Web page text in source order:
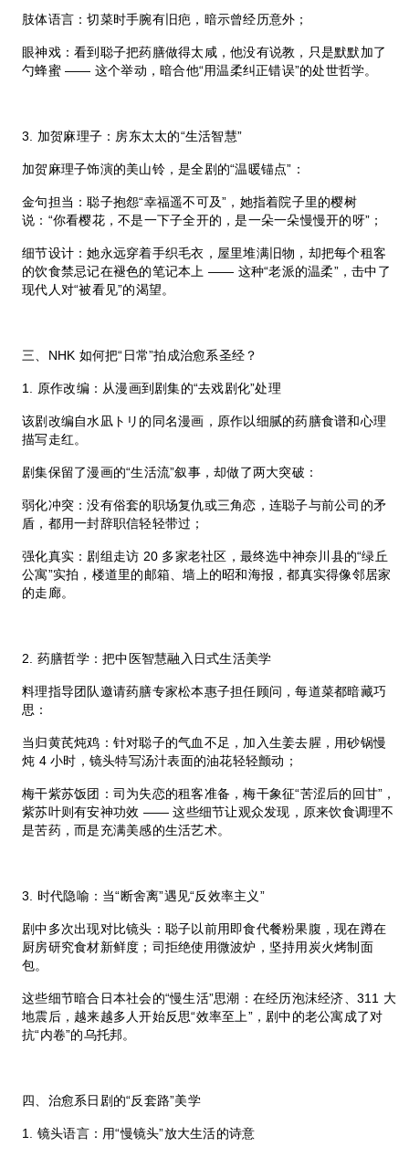
肢体语言：切菜时手腕有旧疤，暗示曾经历意外；
眼神戏：看到聪子把药膳做得太咸，他没有说教，只是默默加了
勺蜂蜜 —— 这个举动，暗合他“用温柔纠正错误”的处世哲学。
3. 加贺麻理子：房东太太的“生活智慧”
加贺麻理子饰演的美山铃，是全剧的“温暖锚点”：
金句担当：聪子抱怨“幸福遥不可及”，她指着院子里的樱树
说：“你看樱花，不是一下子全开的，是一朵一朵慢慢开的呀”；
细节设计：她永远穿着手织毛衣，屋里堆满旧物，却把每个租客
的饮食禁忌记在褪色的笔记本上 —— 这种“老派的温柔”，击中了
现代人对“被看见”的渴望。
三、NHK 如何把“日常”拍成治愈系圣经？
1. 原作改编：从漫画到剧集的“去戏剧化”处理
该剧改编自水凪トリ的同名漫画，原作以细腻的药膳食谱和心理
描写走红。
剧集保留了漫画的“生活流”叙事，却做了两大突破：
弱化冲突：没有俗套的职场复仇或三角恋，连聪子与前公司的矛
盾，都用一封辞职信轻轻带过；
强化真实：剧组走访 20 多家老社区，最终选中神奈川县的“绿丘
公寓”实拍，楼道里的邮箱、墙上的昭和海报，都真实得像邻居家
的走廊。
2. 药膳哲学：把中医智慧融入日式生活美学
料理指导团队邀请药膳专家松本惠子担任顾问，每道菜都暗藏巧
思：
当归黄芪炖鸡：针对聪子的气血不足，加入生姜去腥，用砂锅慢
炖 4 小时，镜头特写汤汁表面的油花轻轻颤动；
梅干紫苏饭团：司为失恋的租客准备，梅干象征“苦涩后的回甘”，
紫苏叶则有安神功效 —— 这些细节让观众发现，原来饮食调理不
是苦药，而是充满美感的生活艺术。
3. 时代隐喻：当“断舍离”遇见“反效率主义”
剧中多次出现对比镜头：聪子以前用即食代餐粉果腹，现在蹲在
厨房研究食材新鲜度；司拒绝使用微波炉，坚持用炭火烤制面
包。
这些细节暗合日本社会的“慢生活”思潮：在经历泡沫经济、311 大
地震后，越来越多人开始反思“效率至上”，剧中的老公寓成了对
抗“内卷”的乌托邦。
四、治愈系日剧的“反套路”美学
1. 镜头语言：用“慢镜头”放大生活的诗意